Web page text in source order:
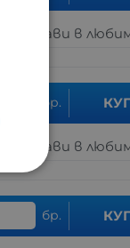
Добави в
бр.
Добави в
бр.